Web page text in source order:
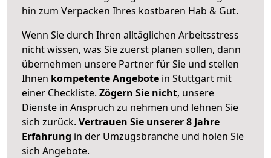
hin zum Verpacken Ihres kostbaren Hab & Gut.
Wenn Sie durch Ihren alltäglichen Arbeitsstress
nicht wissen, was Sie zuerst planen sollen, dann
übernehmen unsere Partner für Sie und stellen
Ihnen kompetente Angebote in Stuttgart mit
einer Checkliste. Zögern Sie nicht, unsere
Dienste in Anspruch zu nehmen und lehnen Sie
sich zurück. Vertrauen Sie unserer 8 Jahre
Erfahrung in der Umzugsbranche und holen Sie
sich Angebote.